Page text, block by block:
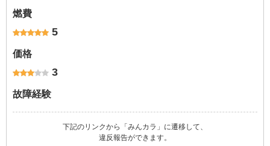
燃費
5
価格
3
故障経験
下記のリンクから「みんカラ」に遷移して、
違反報告ができます。